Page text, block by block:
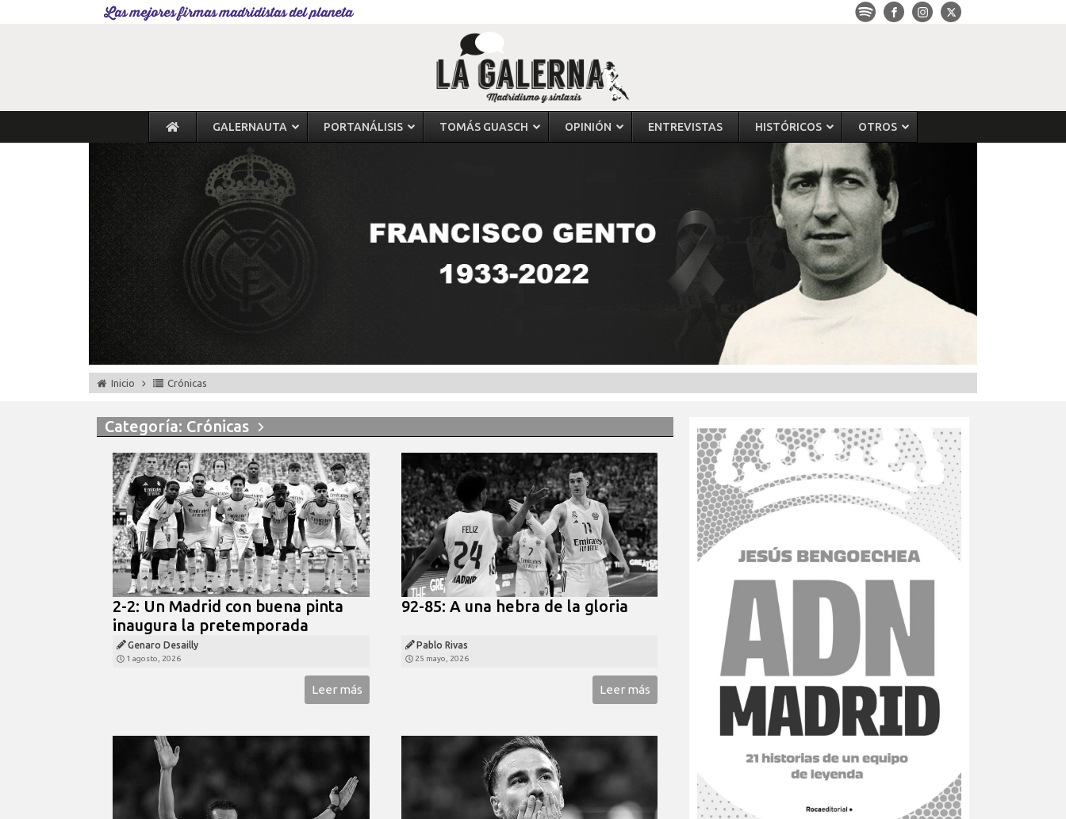
Las mejores firmas madridistas del planeta
GALERNAUTA PORTANÁLISIS TOMÁS GUASCH OPINIÓN ENTREVISTAS HISTÓRICOS OTROS
Inicio Crónicas
Categoría: Crónicas
2-2: Un Madrid con buena pinta
inaugura la pretemporada
Genaro Desailly
1 agosto, 2026
Leer más
92-85: A una hebra de la gloria
Pablo Rivas
25 mayo, 2026
Leer más